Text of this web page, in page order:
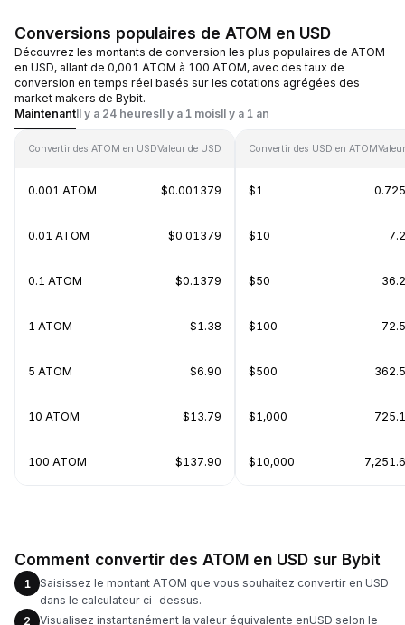
Conversions populaires de ATOM en USD
Découvrez les montants de conversion les plus populaires de ATOM
en USD, allant de 0,001 ATOM à 100 ATOM, avec des taux de
conversion en temps réel basés sur les cotations agrégées des
market makers de Bybit.
MaintenantIl y a 24 heuresIl y a 1 moisIl y a 1 an
Convertir des ATOM en USDValeur de USD
0.001 ATOM $0.001379
0.01 ATOM $0.01379
0.1 ATOM $0.1379
1 ATOM $1.38
5 ATOM $6.90
10 ATOM $13.79
100 ATOM $137.90
Convertir des USD en ATOM
$1
$10
$50
$100
$500
$1,000
$10,000
Comment convertir des ATOM en USD sur Bybit
1
Saisissez le montant ATOM que vous souhaitez convertir en USD
dans le calculateur ci-dessus.
2
Visualisez instantanément la valeur équivalente enUSD selon le